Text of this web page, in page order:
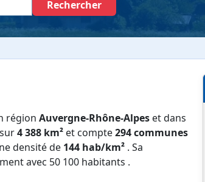
Rechercher
région Auvergne-Rhône-Alpes et dans
4 388 km² et compte294 communes
densité de 144 hab/km² . Sa
avec 50 100 habitants .